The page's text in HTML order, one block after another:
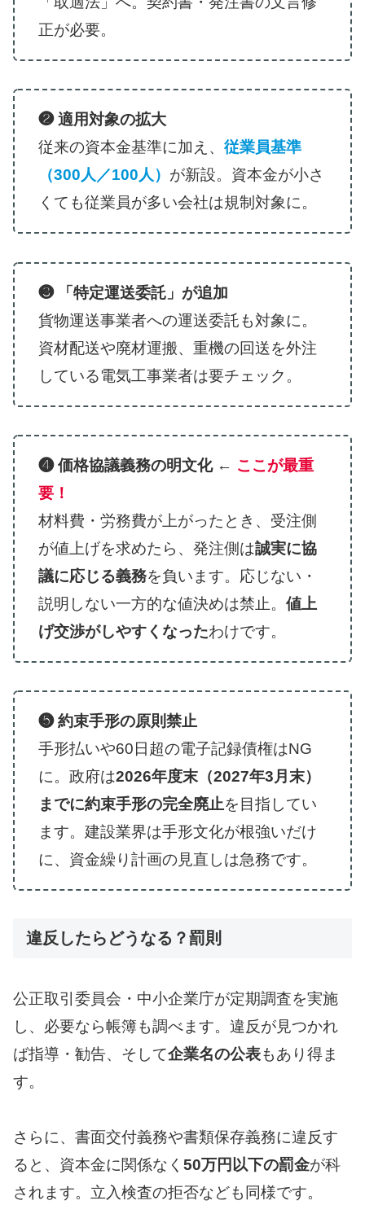
正が必要。
❷ 適用対象の拡大
従来の資本金基準に加え、 従業員基準
（300人／100人） が新設。資本金が小さ
くても従業員が多い会社は規制対象に。
❸ 「特定運送委託」が追加
貨物運送事業者への運送委託も対象に。
資材配送や廃材運搬、重機の回送を外注
している電気工事業者は要チェック。
❹ 価格協議義務の明文化← ここが最重
要！
材料費・労務費が上がったとき、受注側
が値上げを求めたら、発注側は誠実に協
議に応じる義務を負います。応じない・
説明しない一方的な値決めは禁止。 値上
げ交渉がしやすくなったわけです。
❺ 約束手形の原則禁止
手形払いや60日超の電子記録債権はNG
に。政府は2026年度末（2027年3月末）
までに約束手形の完全廃止を目指してい
ます。建設業界は手形文化が根強いだけ
に、資金繰り計画の見直しは急務です。
違反したらどうなる？罰則
公正取引委員会・中小企業庁が定期調査を実施
し、必要なら帳簿も調べます。違反が見つかれ
ば指導・勧告、そして企業名の公表もあり得ま
す。
さらに、書面交付義務や書類保存義務に違反す
ると、資本金に関係なく 50万円以下の罰金が科
されます。立入検査の拒否なども同様です。